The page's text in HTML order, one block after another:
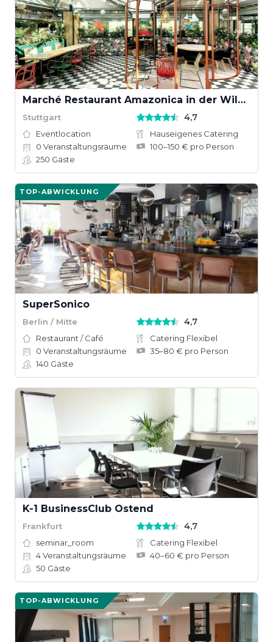
Marché Restaurant Amazonica in der Wilhelma Stuttgart
Stuttgart 4,7
Eventlocation
Hauseigenes Catering
0 Veranstaltungsräume
100–150 € pro Person
250 Gäste
TOP-ABWICKLUNG
SuperSonico
Berlin / Mitte 4,7
Restaurant / Café
Catering Flexibel
0 Veranstaltungsräume
35–80 € pro Person
140 Gäste
K-1 BusinessClub Ostend
Frankfurt 4,7
seminar_room
Catering Flexibel
4Veranstaltungsräume
40–60 € pro Person
50 Gäste
TOP-ABWICKLUNG